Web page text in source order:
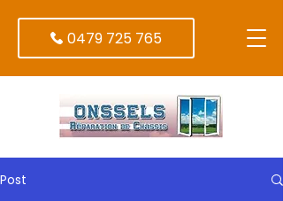
0479 725 765
Post